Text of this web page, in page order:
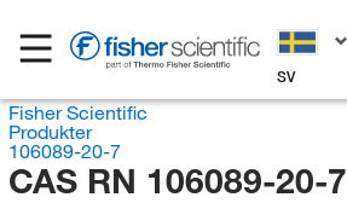
SV
Fisher Scientific
Produkter
106089-20-7
CAS RN 106089-20-7